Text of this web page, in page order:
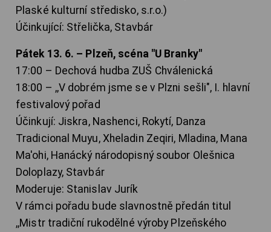
Plaské kulturní středisko, s.r.o.)
Účinkující: Střelička, Stavbár
Pátek 13. 6. – Plzeň, scéna "U Branky"
17:00 – Dechová hudba ZUŠ Chválenická
18:00 – ,,V dobrém jsme se v Plzni sešli", I. hlavní
festivalový pořad
Účinkují: Jiskra, Nashenci, Rokytí, Danza
Tradicional Muyu, Xheladin Zeqiri, Mladina, Mana
Ma'ohi, Hanácký národopisný soubor Olešnica
Doloplazy, Stavbár
Moderuje: Stanislav Jurík
V rámci pořadu bude slavnostně předán titul
,,Mistr tradiční rukodělné výroby Plzeňského